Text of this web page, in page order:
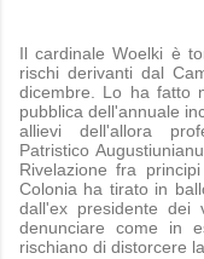
Il cardinale Woelki è
rischi derivanti dal
dicembre. Lo ha fatto
pubblica dell'annuale
allievi dell'allora
Patristico
Rivelazione fra
Colonia ha tirato in
dall'ex presidente dei
denunciare come in
rischiano di distorcere